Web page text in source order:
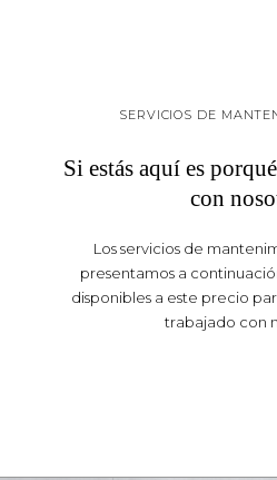
SERVICIOS DE
Si estás aquí es
con
Los servicios de
presentamos a
disponibles a este precio
trabajado con